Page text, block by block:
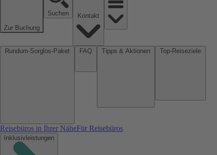
Zur Buchung
Suchen
Reisebüros in Ihrer NäheFür Reisebüros
Inklusivleistungen